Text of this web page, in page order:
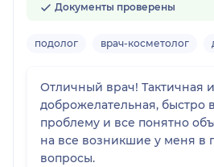
Документы проверены
подолог врач-косметолог
Отличный врач! Тактичная и
доброжелательная, быстро
проблему и все понятно
на все возникшие у меня в
вопросы.